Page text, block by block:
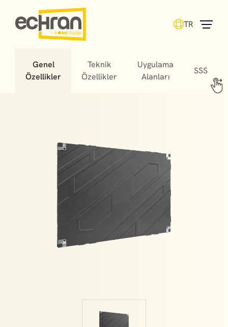
TR
Genel
Özellikler
Teknik
Özellikler
Uygulama
Alanları
SSS
Sports areas continue to create exciting atmospheres
with the most dazzling and bold visual technology
integrations of the digital age.